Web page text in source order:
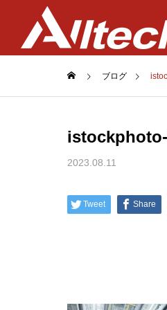
Business
COMPANY
ブログ
istockphoto-
2023.08.11
Tweet Share